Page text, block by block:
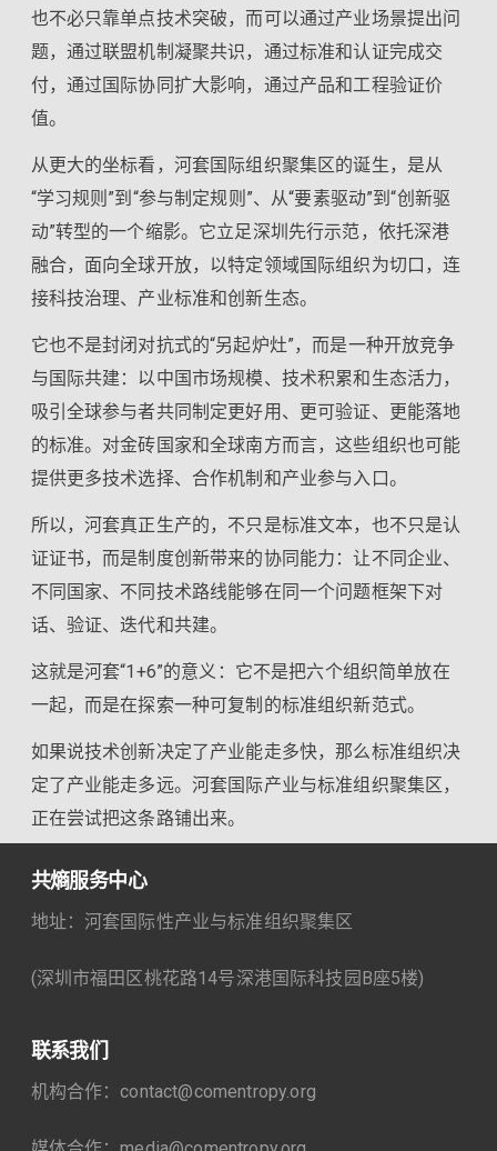
也不必只靠单点技术突破，而可以通过产业场景提出问
题，通过联盟机制凝聚共识，通过标准和认证完成交
付，通过国际协同扩大影响，通过产品和工程验证价
值。
从更大的坐标看，河套国际组织聚集区的诞生，是从
“学习规则”到“参与制定规则”、从“要素驱动”到“创新驱
动”转型的一个缩影。它立足深圳先行示范，依托深港
融合，面向全球开放，以特定领域国际组织为切口，连
接科技治理、产业标准和创新生态。
它也不是封闭对抗式的“另起炉灶”，而是一种开放竞争
与国际共建：以中国市场规模、技术积累和生态活力，
吸引全球参与者共同制定更好用、更可验证、更能落地
的标准。对金砖国家和全球南方而言，这些组织也可能
提供更多技术选择、合作机制和产业参与入口。
所以，河套真正生产的，不只是标准文本，也不只是认
证证书，而是制度创新带来的协同能力：让不同企业、
不同国家、不同技术路线能够在同一个问题框架下对
话、验证、迭代和共建。
这就是河套“1+6”的意义：它不是把六个组织简单放在
一起，而是在探索一种可复制的标准组织新范式。
如果说技术创新决定了产业能走多快，那么标准组织决
定了产业能走多远。河套国际产业与标准组织聚集区，
正在尝试把这条路铺出来。
共熵服务中心
地址：河套国际性产业与标准组织聚集区
(深圳市福田区桃花路14号深港国际科技园B座5楼)
联系我们
机构合作：contact@comentropy.org